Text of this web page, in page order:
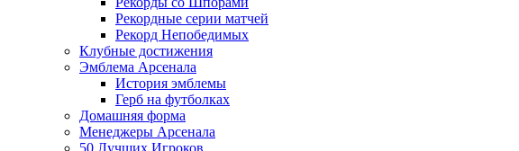
Рекордные серии матчей
Рекорд Непобедимых
Клубные достижения
Эмблема Арсенала
История эмблемы
Герб на футболках
Домашняя форма
Менеджеры Арсенала
50 Лучших Игроков